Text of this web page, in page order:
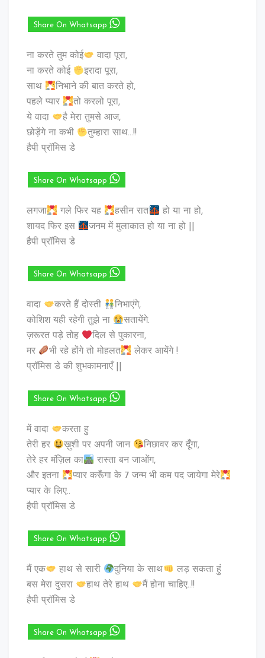
Share On Whatsapp
ना करते तुम कोई
वादा पूरा,
ना करते कोई
इरादा पूरा,
साथ
निभाने की बात करते हो,
पहले प्यार
तो करलो पूरा,
ये वादा
है मेरा तुमसे आज,
छोड़ेंगे ना कभी
तुम्हारा साथ…!!
हैपी प्रॉमिस डे
Share On Whatsapp
लगजा गले फिर यह हसीन रात
हो या ना हो,
शायद फिर इस
जनम में मुलाकात हो या ना हो ||
हैपी प्रॉमिस डे
Share On Whatsapp
वादा करते हैं दोस्ती
निभाएंगे,
कोशिश यही रहेगी तुझे ना
सतायेंगे.
ज़रूरत पड़े तोह
दिल से पुकारना,
मर
भी रहे होंगे तो मोहलत
लेकर आयेंगे !
प्रॉमिस डे की शुभकामनाएँ ||
Share On Whatsapp
में वादा
करता हु
तेरी हर
ख़ुशी पर अपनी जान
निछावर कर दूँगा,
तेरे हर मंज़िल का
रास्ता बन जाओंग,
और इतना
प्यार करूँगा के 7 जन्म भी कम पद जायेगा मेरे
प्यार के लिए..
हैपी प्रॉमिस डे
Share On Whatsapp
मैं एक हाथ से सारी ‪ दुनिया‬ के साथ
‪लड़‬ सकता हुं
बस मेरा दुसरा ‪
हाथ‬ तेरे हाथ
मैं होना चाहिए..!!
हैपी प्रॉमिस डे
Share On Whatsapp